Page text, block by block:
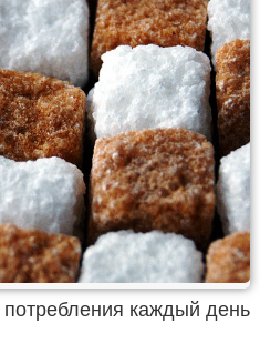
каждый день